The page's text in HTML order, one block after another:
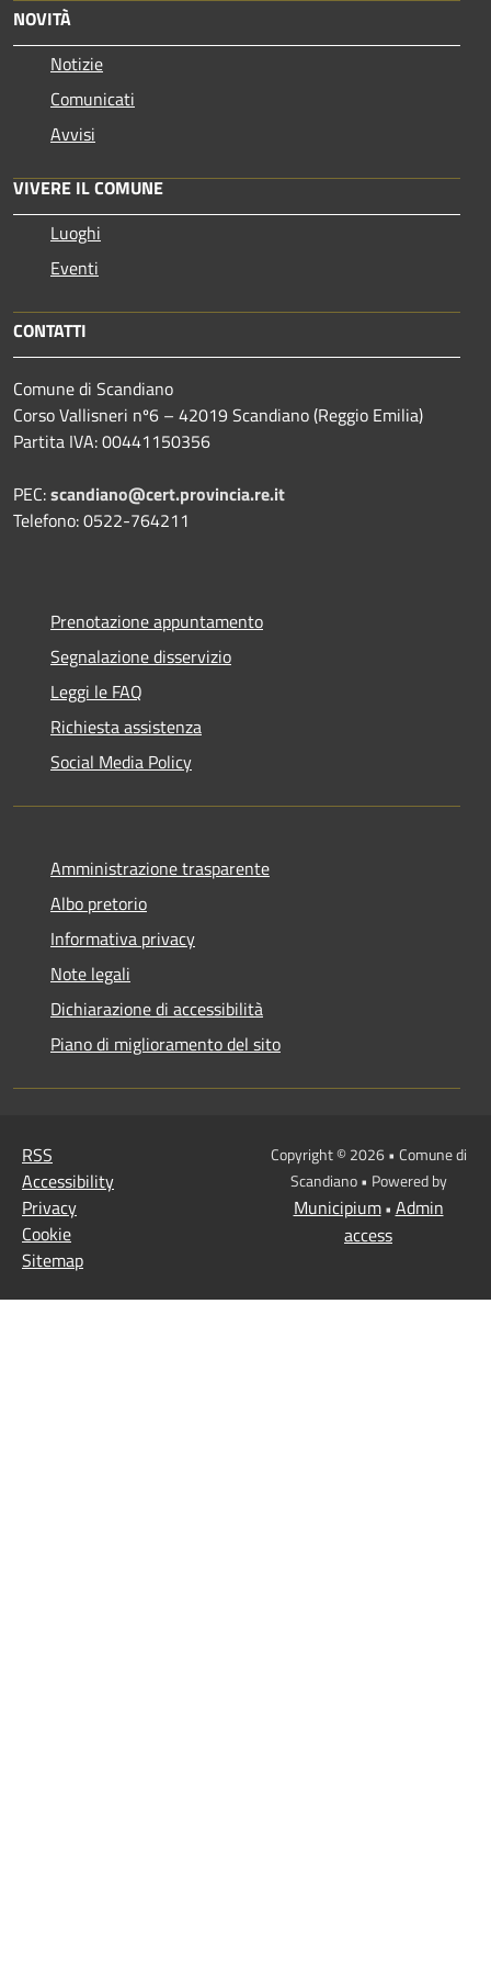
NOVITÀ
Notizie
Comunicati
Avvisi
VIVERE IL COMUNE
Luoghi
Eventi
CONTATTI
Comune di Scandiano
Corso Vallisneri nº6 – 42019 Scandiano (Reggio Emilia)
Partita IVA: 00441150356
PEC:scandiano@cert.provincia.re.it
Telefono: 0522-764211
Prenotazione appuntamento
Segnalazione disservizio
Leggi le FAQ
Richiesta assistenza
Social Media Policy
Amministrazione trasparente
Albo pretorio
Informativa privacy
Note legali
Dichiarazione di accessibilità
Piano di miglioramento del sito
RSS
Accessibility
Privacy
Cookie
Sitemap
Copyright © 2026 • Comune di
Scandiano • Powered by
Municipium• Admin
access